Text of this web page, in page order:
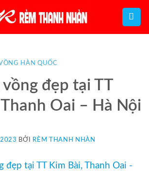
HÀN QUỐC
vồng đẹp tại TT
Oai – Hà Nội
BỞI RÈM THANH NHÀN